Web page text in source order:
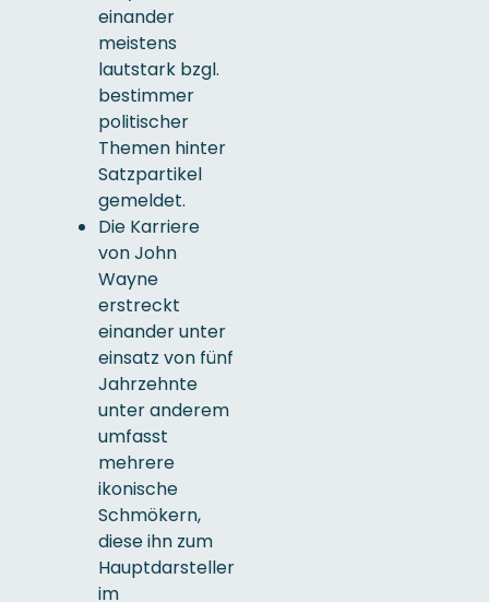
einander
meistens
lautstark bzgl.
bestimmer
politischer
Themen hinter
Satzpartikel
gemeldet.
Die Karriere
von John
Wayne
erstreckt
einander unter
einsatz von fünf
Jahrzehnte
unter anderem
umfasst
mehrere
ikonische
Schmökern,
diese ihn zum
Hauptdarsteller
im